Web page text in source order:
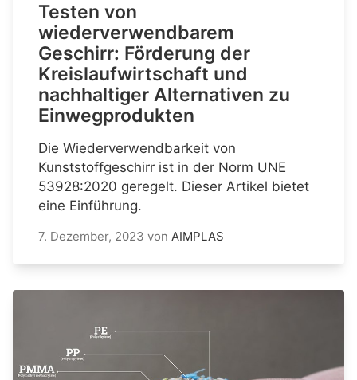
Testen von
wiederverwendbarem
Geschirr: Förderung der
Kreislaufwirtschaft und
nachhaltiger Alternativen zu
Einwegprodukten
Die Wiederverwendbarkeit von
Kunststoffgeschirr ist in der Norm UNE
53928:2020 geregelt. Dieser Artikel bietet
eine Einführung.
7. Dezember, 2023 von AIMPLAS